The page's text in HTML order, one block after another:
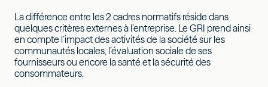
La différence entre les 2 cadres normatifs réside dans
quelques critères externes à l’entreprise. Le GRI prend ainsi
en compte l’impact des activités de la société sur les
communautés locales, l’évaluation sociale de ses
fournisseurs ou encore la santé et la sécurité des
consommateurs.